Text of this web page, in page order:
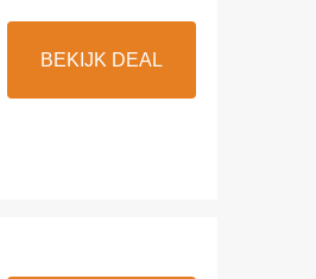
BEKIJK DEAL